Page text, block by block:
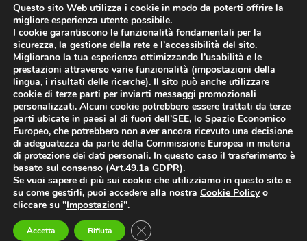
Via Industriale dell’Isola, 3
24040 Chignolo d’Isola (BG)
Social
Facebook
LinkedIn
Styrodur® è un marchio registrato da BASF SE
© 2018-2026 FI-VE Isolanti srl -
04265250268
Questo sito Web utilizza i cookie in modo da poterti offrire la
migliore esperienza utente possibile.
I cookie garantiscono le funzionalità fondamentali per la
sicurezza, la gestione della rete e l’accessibilità del sito.
Migliorano la tua esperienza ottimizzando l’usabilità e le
prestazioni attraverso varie funzionalità (impostazioni della
lingua, i risultati delle ricerche). Il sito può anche utilizzare
cookie di terze parti per inviarti messaggi promozionali
personalizzati. Alcuni cookie potrebbero essere trattati da terze
parti ubicate in paesi al di fuori dell’SEE, lo Spazio Economico
Europeo, che potrebbero non aver ancora ricevuto una decisione
di adeguatezza da parte della Commissione Europea in materia
di protezione dei dati personali. In questo caso il trasferimento è
basato sul consenso (Art.49.1a GDPR).
Se vuoi sapere di più sui cookie che utilizziamo in questo sito e
su come gestirli, puoi accedere alla nostra Cookie Policyo
cliccare su "Impostazioni".
Accetta Rifiuta Close GDPR Cookie Banner